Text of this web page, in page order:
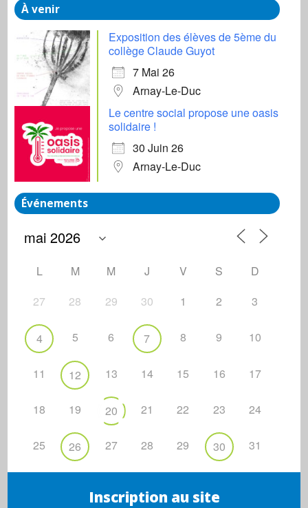
À venir
Exposition des élèves de 5ème du
collège Claude Guyot
7 Mai 26
Arnay-Le-Duc
Le centre social propose une oasis
solidaire !
30 Juin 26
Arnay-Le-Duc
Événements
L M M J V S
D
27
28 29 30 1 2 3
4 5 6 7 8 9 10
11 12 13 14 15 16 17
18 19 20 21 22 23 24
25 26 27 28 29 30 31
Inscription au site